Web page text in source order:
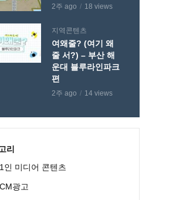
2주 ago 18 views
지역콘텐츠
여왜줄? (여기 왜
줄 서?) – 부산 해
운대 블루라인파크
편
2주 ago 14 views
리
1인 미디어 콘텐츠
CM광고